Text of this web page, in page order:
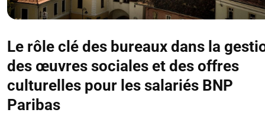
Le rôle clé des bureaux dans la
des œuvres sociales et des offres
culturelles pour les salariés BNP
Paribas